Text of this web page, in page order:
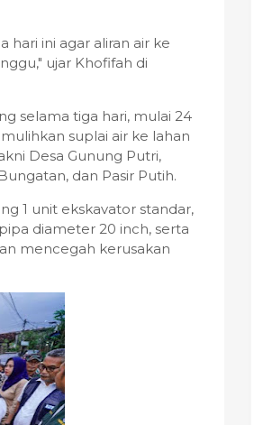
hari ini agar aliran air ke
ujar Khofifah di
selama tiga hari, mulai 24
suplai air ke lahan
Desa Gunung Putri,
dan Pasir Putih.
1 unit ekskavator standar,
diameter 20 inch, serta
mencegah kerusakan